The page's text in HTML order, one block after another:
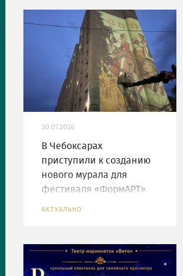
30.07.2026
В Чебоксарах
приступили к созданию
нового мурала для
фестиваля «ФормАРТ»
АКТУАЛЬНО